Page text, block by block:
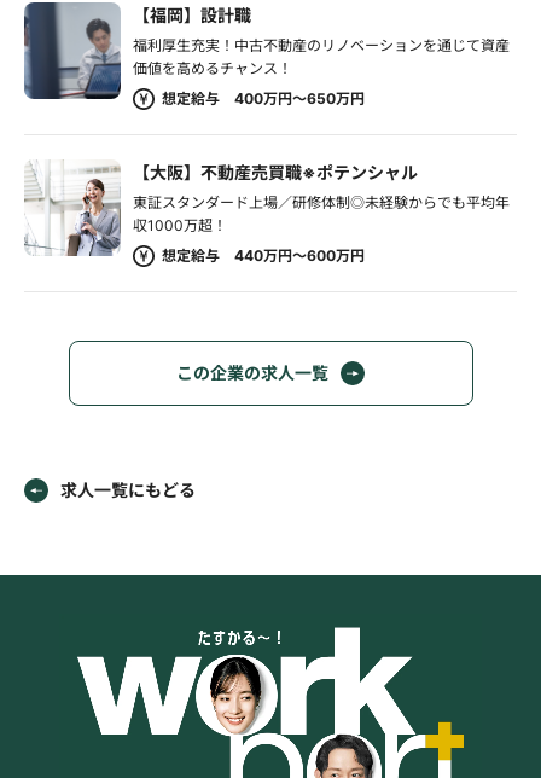
【福岡】設計職
福利厚生充実！中古不動産のリノベーションを通じて資産
価値を高めるチャンス！
想定給与 400万円～650万円
【大阪】不動産売買職※ポテンシャル
東証スタンダード上場／研修体制◎未経験からでも平均年
収1000万超！
想定給与 440万円～600万円
この企業の求人一覧
求人一覧にもどる